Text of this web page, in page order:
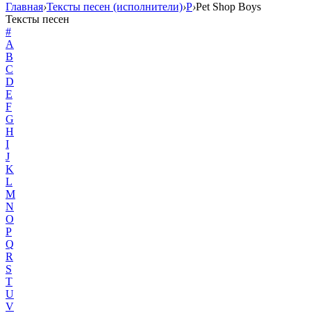
Главная›Тексты песен (исполнители)›P›Pet Shop Boys
Тексты песен
#
A
B
C
D
E
F
G
H
I
J
K
L
M
N
O
P
Q
R
S
T
U
V